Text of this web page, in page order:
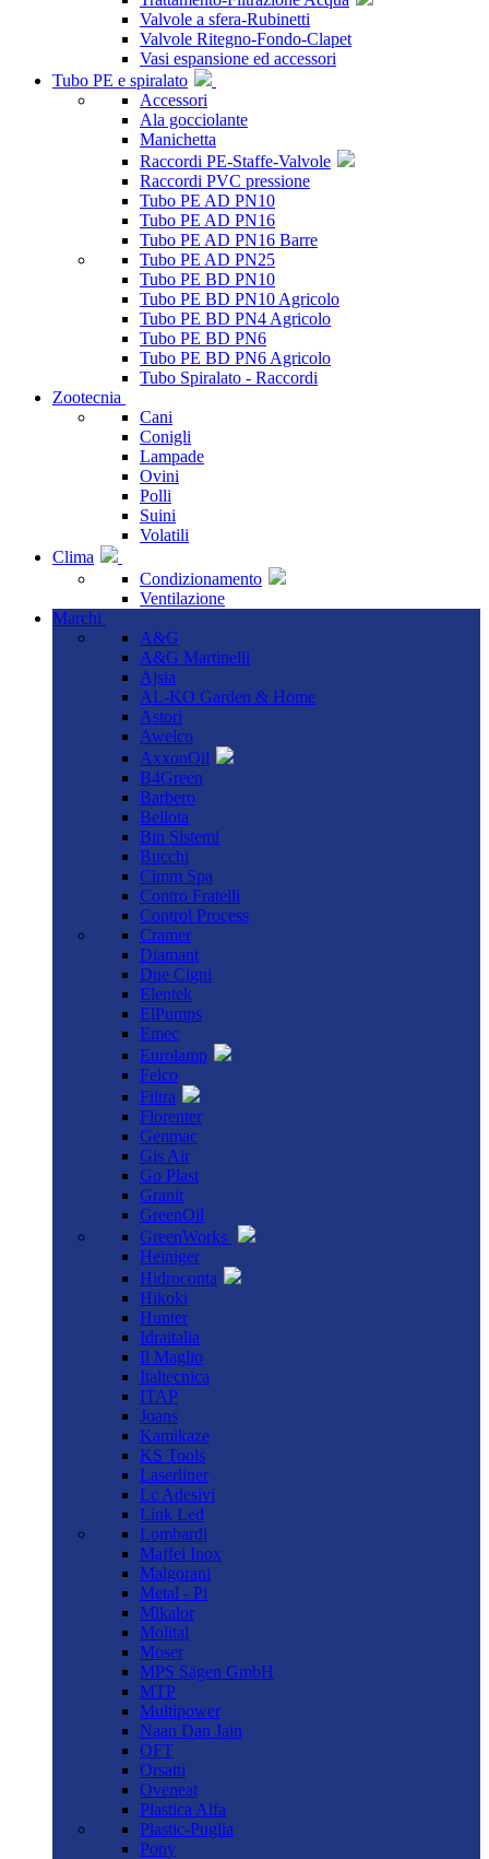
Valvole a sfera-Rubinetti
Valvole Ritegno-Fondo-Clapet
Vasi espansione ed accessori
Tubo PE e spiralato
Accessori
Ala gocciolante
Manichetta
Raccordi PE-Staffe-Valvole
Raccordi PVC pressione
Tubo PE AD PN10
Tubo PE AD PN16
Tubo PE AD PN16 Barre
Tubo PE AD PN25
Tubo PE BD PN10
Tubo PE BD PN10 Agricolo
Tubo PE BD PN4 Agricolo
Tubo PE BD PN6
Tubo PE BD PN6 Agricolo
Tubo Spiralato - Raccordi
Zootecnia
Cani
Conigli
Lampade
Ovini
Polli
Suini
Volatili
Clima
Condizionamento
Ventilazione
Marchi
A&G
A&G Martinelli
Ajsia
AL-KO Garden & Home
Astori
Awelco
AxxonOil
B4Green
Barbero
Bellota
Bin Sistemi
Bucchi
Cimm Spa
Contro Fratelli
Control Process
Cramer
Diamant
Due Cigni
Elentek
ElPumps
Emec
Eurolamp
Felco
Filtra
Florenter
Genmac
Gis Air
Go Plast
Granit
GreenOil
GreenWorks
Heiniger
Hidroconta
Hikoki
Hunter
Idraitalia
Il Maglio
Italtecnica
ITAP
Joans
Kamikaze
KS Tools
Laserliner
Lc Adesivi
Link Led
Lombardi
Maffei Inox
Malgorani
Metal - Pi
Mikalor
Molital
Moser
MPS Sägen GmbH
MTP
Multipower
Naan Dan Jain
OFT
Orsatti
Oveneat
Plastica Alfa
Plastic-Puglia
Pony